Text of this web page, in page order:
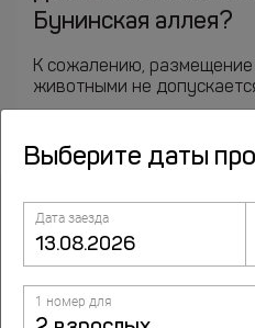
Бунинская аллея?
К сожалению,
животными не
Выберите даты
Дата заезда
1 номер для